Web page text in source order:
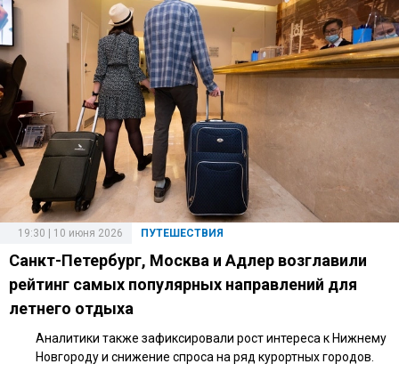
ПУТЕШЕСТВИЯ
19:30 | 10 июня 2026
Санкт-Петербург, Москва и Адлер возглавили
рейтинг самых популярных направлений для
летнего отдыха
Аналитики также зафиксировали рост интереса к Нижнему
Новгороду и снижение спроса на ряд курортных городов.